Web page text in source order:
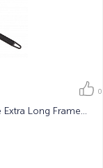
0
Ремінь для велосипедних кейсів Thule Extra Long Frame Strap